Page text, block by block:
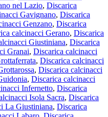
nel Lazio, Discarica
Gavignano, Discarica
Genzano, Discarica
calcinacci Gerano, Discarica
Giustiniana, Discarica
Granai, Discarica calcinacci
, Discarica calcinacci
, Discarica calcinacci
, Discarica calcinacci
Infernetto, Discarica
Isola Sacra, Discarica
La Giustiniana, Discarica